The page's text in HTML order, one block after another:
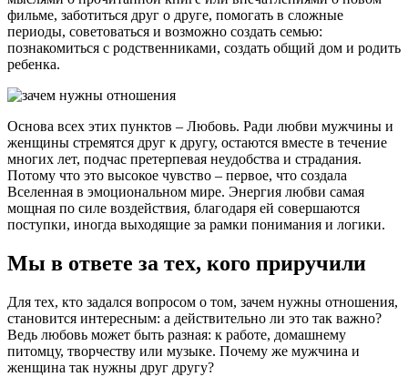
фильме, заботиться друг о друге, помогать в сложные
периоды, советоваться и возможно создать семью:
познакомиться с родственниками, создать общий дом и родить
ребенка.
Основа всех этих пунктов – Любовь. Ради любви мужчины и
женщины стремятся друг к другу, остаются вместе в течение
многих лет, подчас претерпевая неудобства и страдания.
Потому что это высокое чувство – первое, что создала
Вселенная в эмоциональном мире. Энергия любви самая
мощная по силе воздействия, благодаря ей совершаются
поступки, иногда выходящие за рамки понимания и логики.
Мы в ответе за тех, кого приручили
Для тех, кто задался вопросом о том, зачем нужны отношения,
становится интересным: а действительно ли это так важно?
Ведь любовь может быть разная: к работе, домашнему
питомцу, творчеству или музыке. Почему же мужчина и
женщина так нужны друг другу?